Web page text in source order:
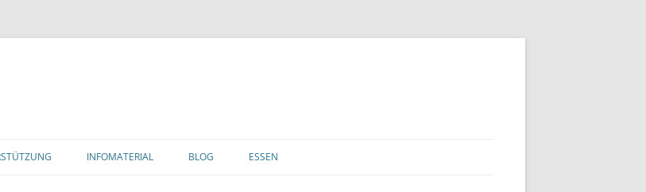
Inhalt
INFOMATERIAL BLOG ESSEN